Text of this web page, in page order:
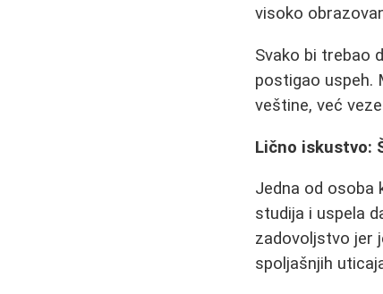
visoko
Svako bi trebao
postigao uspeh.
veštine, već
Lično iskustvo:
Jedna od osoba
studija i uspela
zadovoljstvo jer
spoljašnjih